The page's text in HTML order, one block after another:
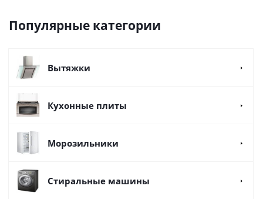
Популярные категории
Вытяжки
Кухонные плиты
Морозильники
Стиральные машины